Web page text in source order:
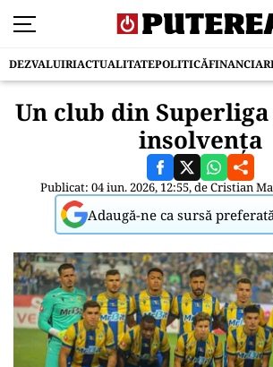
DEZVALUIRIACTUALITATEPOLITICĂFINANCIAR
Un club din
insolvența
Publicat: 04 iun. 2026, 12:55, deCristian
Adaugă-ne ca sursă